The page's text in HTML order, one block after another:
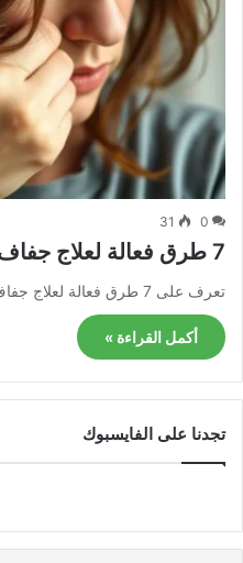
0
31
7 طرق فعالة لعلاج جفاف الشعر لديك
تعرف على 7 طرق فعالة لعلاج جفاف الشعر لديك وإعادة نضارته.
أكمل القراءة »
تجدنا على الفايسبوك